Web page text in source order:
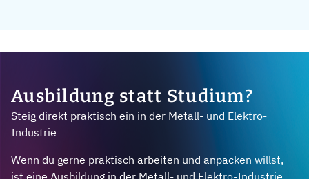
Ausbildung statt Studium?
Steig direkt praktisch ein in der Metall- und Elektro-
Industrie
Wenn du gerne praktisch arbeiten und anpacken willst,